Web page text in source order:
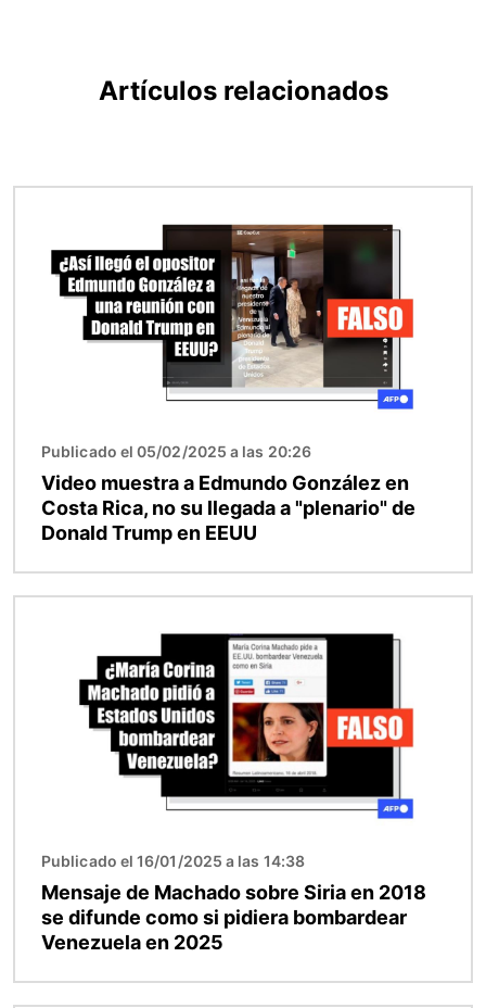
Artículos relacionados
Publicado el 05/02/2025 a las 20:26
Video muestra a Edmundo González en
Costa Rica, no su llegada a "plenario" de
Donald Trump en EEUU
Publicado el 16/01/2025 a las 14:38
Mensaje de Machado sobre Siria en 2018
se difunde como si pidiera bombardear
Venezuela en 2025